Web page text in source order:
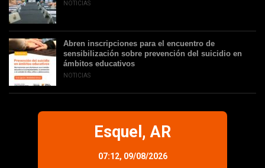
NOTICIAS
Abren inscripciones para el encuentro de
sensibilización sobre prevención del suicidio en
ámbitos educativos
NOTICIAS
Esquel, AR
07:12, 09/08/2026